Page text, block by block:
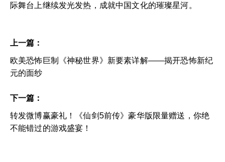
际舞台上继续发光发热，成就中国文化的璀璨星河。
上一篇：
欧美恐怖巨制《神秘世界》新要素详解——揭开恐怖新纪
元的面纱
下一篇：
转发微博赢豪礼！《仙剑5前传》豪华版限量赠送，你绝
不能错过的游戏盛宴！